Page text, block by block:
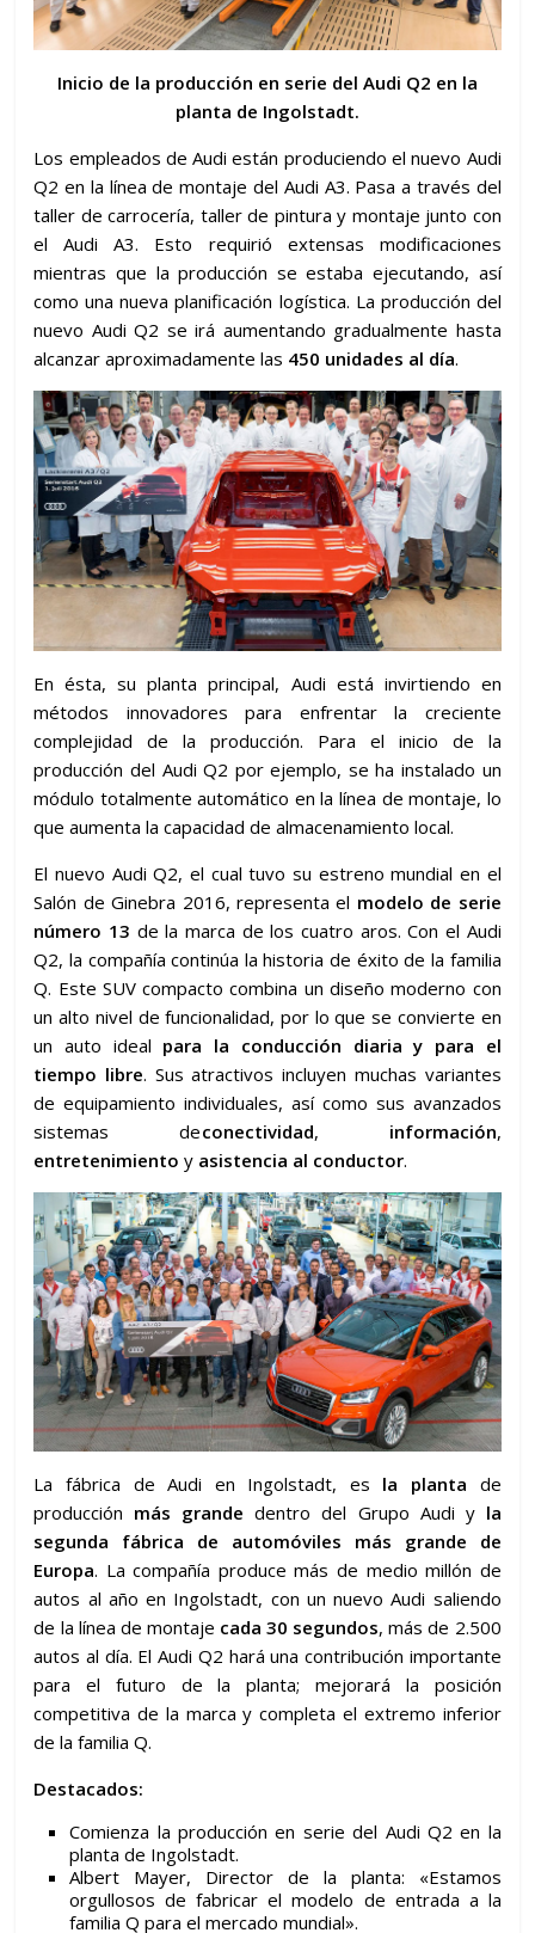
Inicio de la producción en serie del Audi Q2 en la
planta de Ingolstadt.
Los empleados de Audi están produciendo el nuevo Audi
Q2 en la línea de montaje del Audi A3. Pasa a través del
taller de carrocería, taller de pintura y montaje junto con
el Audi A3. Esto requirió extensas modificaciones
mientras que la producción se estaba ejecutando, así
como una nueva planificación logística. La producción del
nuevo Audi Q2 se irá aumentando gradualmente hasta
alcanzar aproximadamente las 450 unidades al día.
En ésta, su planta principal, Audi está invirtiendo en
métodos innovadores para enfrentar la creciente
complejidad de la producción. Para el inicio de la
producción del Audi Q2 por ejemplo, se ha instalado un
módulo totalmente automático en la línea de montaje, lo
que aumenta la capacidad de almacenamiento local.
El nuevo Audi Q2, el cual tuvo su estreno mundial en el
Salón de Ginebra 2016, representa el modelo de serie
número 13 de la marca de los cuatro aros. Con el Audi
Q2, la compañía continúa la historia de éxito de la familia
Q. Este SUV compacto combina un diseño moderno con
un alto nivel de funcionalidad, por lo que se convierte en
un auto ideal para la conducción diaria y para el
tiempo libre. Sus atractivos incluyen muchas variantes
de equipamiento individuales, así como sus avanzados
sistemas deconectividad, información,
entretenimientoy asistencia al conductor.
La fábrica de Audi en Ingolstadt, es la planta de
producción más grande dentro del Grupo Audi y la
segunda fábrica de automóviles más grande de
Europa. La compañía produce más de medio millón de
autos al año en Ingolstadt, con un nuevo Audi saliendo
de la línea de montaje cada 30 segundos, más de 2.500
autos al día. El Audi Q2 hará una contribución importante
para el futuro de la planta; mejorará la posición
competitiva de la marca y completa el extremo inferior
de la familia Q.
Destacados:
Comienza la producción en serie del Audi Q2 en la
planta de Ingolstadt.
Albert Mayer, Director de la planta: «Estamos
orgullosos de fabricar el modelo de entrada a la
familia Q para el mercado mundial».